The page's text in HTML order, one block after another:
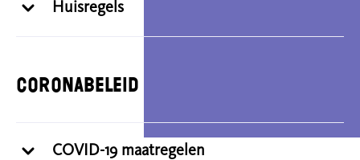
Huisregels
Coronabeleid
COVID-19 maatregelen